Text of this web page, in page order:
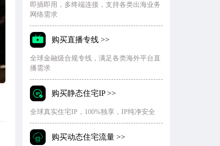
即插即用，多终端连接，支持各类出海业务
网络需求
购买直播专线 >>
全球金融级合规专线，满足各类海外平台直
播需求
购买静态住宅IP >>
全球真实住宅IP，100%独享，IP纯净安全
购买动态住宅流量 >>